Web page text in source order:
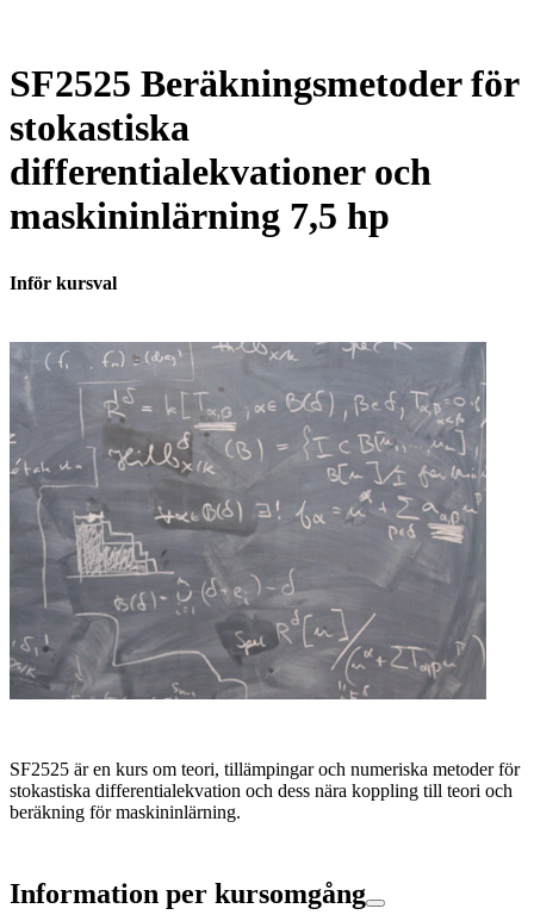
SF2525 Beräkningsmetoder för
stokastiska
differentialekvationer och
maskininlärning 7,5 hp
Inför kursval
SF2525 är en kurs om teori, tillämpingar och numeriska metoder för
stokastiska differentialekvation och dess nära koppling till teori och
beräkning för maskininlärning.
Information per kursomgång